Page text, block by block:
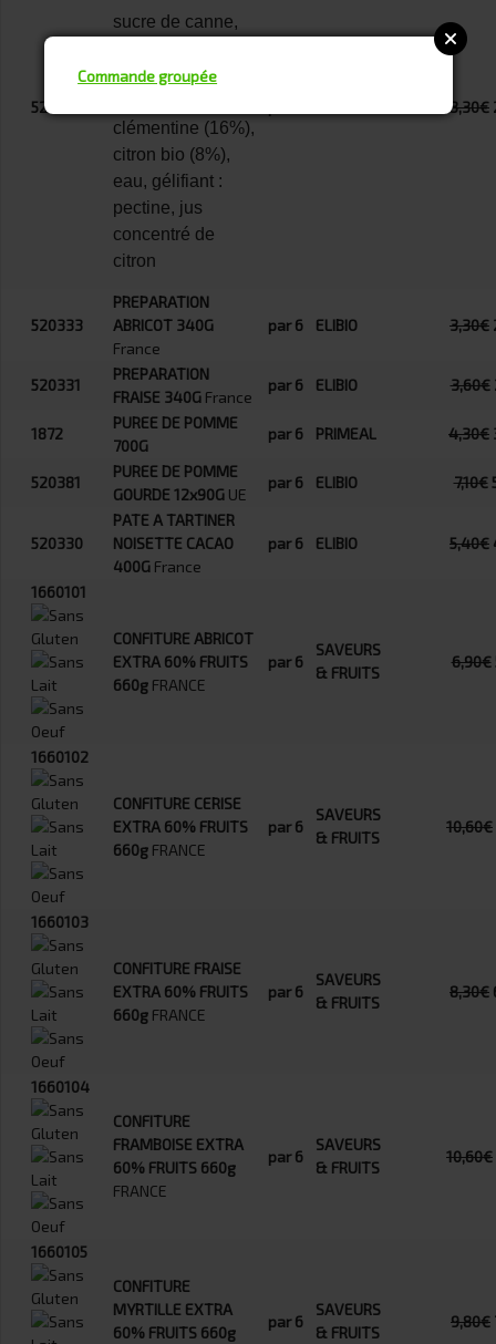
520334
sucre de canne,
douce (16%),
clémentine (16%),
citron bio (8%),
eau, gélifiant :
pectine, jus
concentré de
citron
3,30€
520333
PREPARATION
ABRICOT 340G
France
par 6 ELIBIO 3,30€
520331
PREPARATION
FRAISE 340G France
par 6 ELIBIO 3,60€
1872
PUREE DE POMME
700G
par 6 PRIMEAL 4,30€
520381
PUREE DE POMME
GOURDE 12x90G UE
par 6 ELIBIO 7,10€
520330
PATE A TARTINER
NOISETTE CACAO
400G France
par 6 ELIBIO 5,40€
1660101
CONFITURE ABRICOT
EXTRA 60% FRUITS
660g FRANCE
par 6
SAVEURS
& FRUITS
6,90€
1660102
CONFITURE CERISE
EXTRA 60% FRUITS
660g FRANCE
par 6
SAVEURS
& FRUITS
10,60€
1660103
CONFITURE FRAISE
EXTRA 60% FRUITS
660g FRANCE
par 6
SAVEURS
& FRUITS
8,30€
1660104
CONFITURE
FRAMBOISE EXTRA
60% FRUITS 660g
FRANCE
par 6
SAVEURS
& FRUITS
10,60€
1660105
CONFITURE
MYRTILLE EXTRA
60% FRUITS 660g
par 6
SAVEURS
& FRUITS
9,80€
Commande groupée